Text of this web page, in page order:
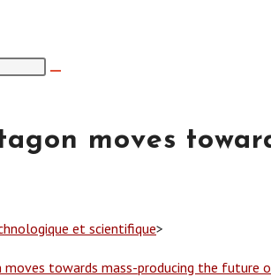
moves
et scientifique>
moves towards mass-producing the future